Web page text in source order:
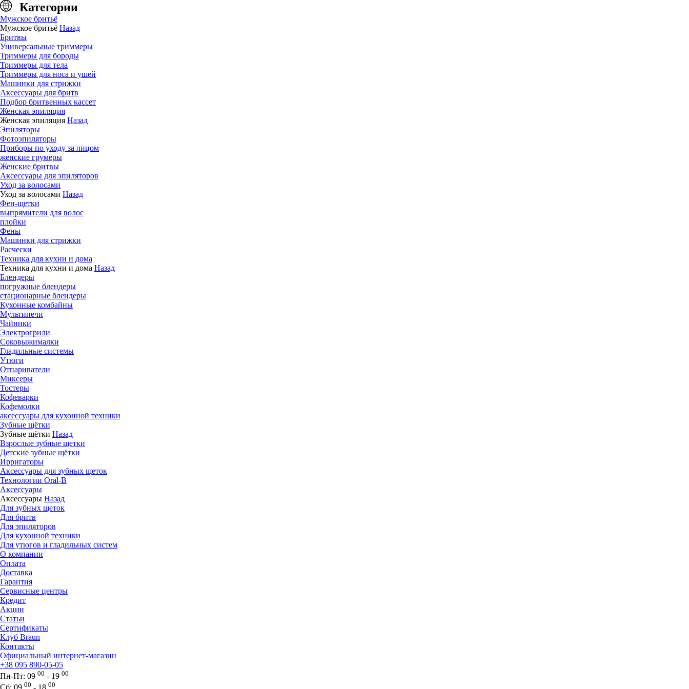
Категории
Мужское бритьё
Мужское бритьё Назад
Бритвы
Универсальные триммеры
Триммеры для бороды
Триммеры для тела
Триммеры для носа и ушей
Машинки для стрижки
Аксессуары для бритв
Подбор бритвенных кассет
Женская эпиляция
Женская эпиляция Назад
Эпиляторы
Фотоэпиляторы
Приборы по уходу за лицом
женские грумеры
Женские бритвы
Аксессуары для эпиляторов
Уход за волосами
Уход за волосами Назад
Фен-щетки
выпрямители для волос
плойки
Фены
Машинки для стрижки
Расчески
Техника для кухни и дома
Техника для кухни и дома Назад
Блендеры
погружные блендеры
стационарные блендеры
Кухонные комбайны
Мультипечи
Чайники
Электрогрили
Соковыжималки
Гладильные системы
Утюги
Отпариватели
Миксеры
Тостеры
Кофеварки
Кофемолки
аксессуары для кухонной техники
Зубные щётки
Зубные щётки Назад
Взрослые зубные щетки
Детские зубные щётки
Ирригаторы
Аксессуары для зубных щеток
Технологии Oral-B
Аксессуары
Аксессуары Назад
Для зубных щеток
Для бритв
Для эпиляторов
Для кухонной техники
Для утюгов и гладильных систем
О компании
Оплата
Доставка
Гарантия
Сервисные центры
Кредит
Акции
Статьи
Сертификаты
Клуб Braun
Контакты
Официальный интернет-магазин
+38 095 890-05-05
Пн-Пт: 09 00 - 19 00
00 00